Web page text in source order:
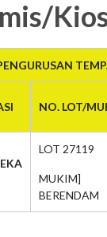
NO. LOT/
LOT 27119
MUKIM]
BERENDAM